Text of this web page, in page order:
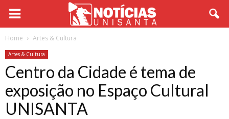
Home Artes & Cultura
Artes & Cultura
Centro da Cidade é tema de
exposição no Espaço Cultural
UNISANTA